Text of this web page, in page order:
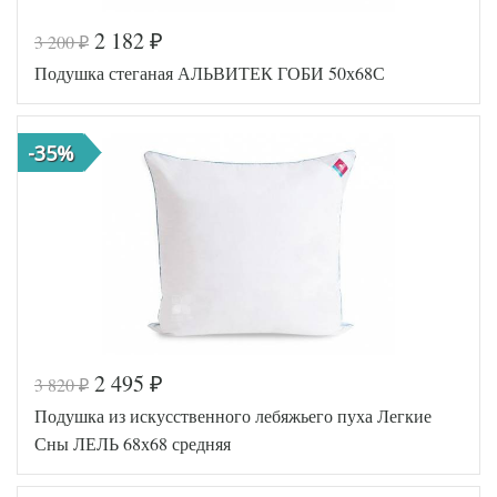
Код товара
Артикул
AGD-77(42)03-
Плотность
Средняя
Размер
подушки
Лебяжий пух
искусственный
Легкие Сны
Код товара
Артикул
AL4607048
006504
Средняя
Размер
50х68
3 200₽ 2 182 ₽
Подушка стеганая АЛЬВИТЕК ГОБИ 50х68С
-35%
3 820₽ 2 495 ₽
Подушка из искусственного лебяжьего пуха Легкие
Сны ЛЕЛЬ 68х68 средняя